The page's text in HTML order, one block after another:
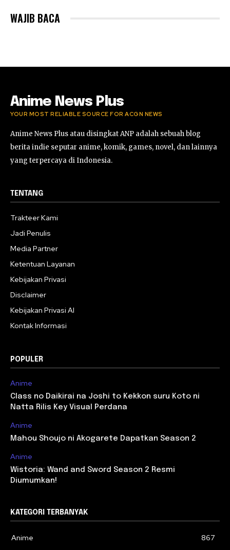
WAJIB BACA
Anime News Plus
YOUR MOST RELIABLE SOURCE FOR ACGN NEWS
Anime News Plus atau disingkat ANP adalah sebuah blog
berita indie seputar anime, komik, games, novel, dan lainnya
yang terpercaya di Indonesia.
TENTANG
Trakteer Kami
Jadi Penulis
Media Partner
Ketentuan Layanan
Kebijakan Privasi
Disclaimer
Kebijakan Privasi AI
Kontak Informasi
POPULER
Anime
Class no Daikirai na Joshi to Kekkon suru Koto ni
Natta Rilis Key Visual Perdana
Anime
Mahou Shoujo ni Akogarete Dapatkan Season 2
Anime
Wistoria: Wand and Sword Season 2 Resmi
Diumumkan!
KATEGORI TERBANYAK
Anime
867